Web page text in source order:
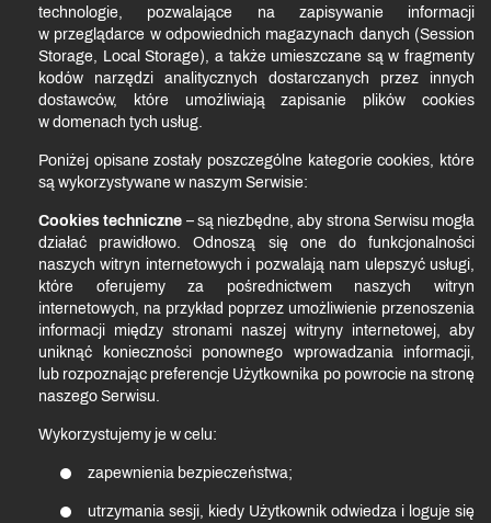
technologie, pozwalające na zapisywanie informacji
w przeglądarce w odpowiednich magazynach danych (Session
Storage, Local Storage), a także umieszczane są w fragmenty
kodów narzędzi analitycznych dostarczanych przez innych
dostawców, które umożliwiają zapisanie plików cookies
w domenach tych usług.
Poniżej opisane zostały poszczególne kategorie cookies, które
są wykorzystywane w naszym Serwisie:
Cookies techniczne – są niezbędne, aby strona Serwisu mogła
działać prawidłowo. Odnoszą się one do funkcjonalności
naszych witryn internetowych i pozwalają nam ulepszyć usługi,
które oferujemy za pośrednictwem naszych witryn
internetowych, na przykład poprzez umożliwienie przenoszenia
informacji między stronami naszej witryny internetowej, aby
uniknąć konieczności ponownego wprowadzania informacji,
lub rozpoznając preferencje Użytkownika po powrocie na stronę
naszego Serwisu.
Wykorzystujemy je w celu:
zapewnienia bezpieczeństwa;
utrzymania sesji, kiedy Użytkownik odwiedza i loguje się